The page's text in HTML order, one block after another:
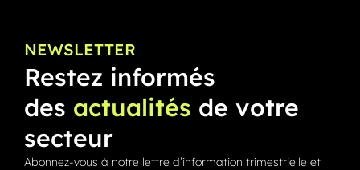
NEWSLETTER
Restez informés
des actualités de votre
secteur
Abonnez-vous à notre lettre d’information trimestrielle et